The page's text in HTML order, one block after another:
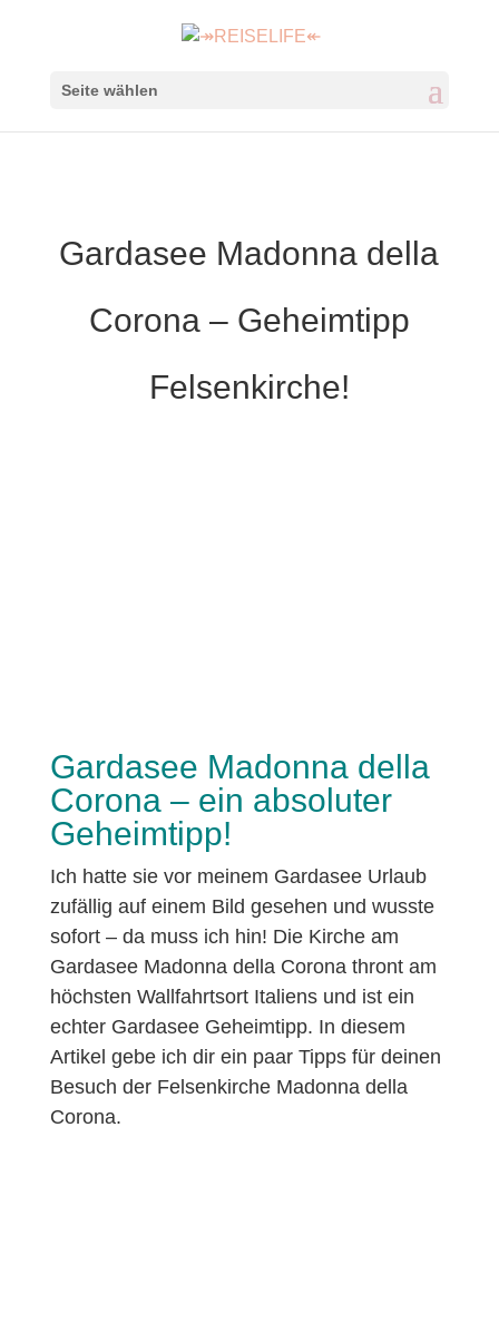
Seite wählen
Gardasee Madonna della
Corona – Geheimtipp
Felsenkirche!
Gardasee Madonna della
Corona – ein absoluter
Geheimtipp!
Ich hatte sie vor meinem Gardasee Urlaub
zufällig auf einem Bild gesehen und wusste
sofort – da muss ich hin! Die Kirche am
Gardasee Madonna della Corona thront am
höchsten Wallfahrtsort Italiens und ist ein
echter Gardasee Geheimtipp. In diesem
Artikel gebe ich dir ein paar Tipps für deinen
Besuch der Felsenkirche Madonna della
Corona.